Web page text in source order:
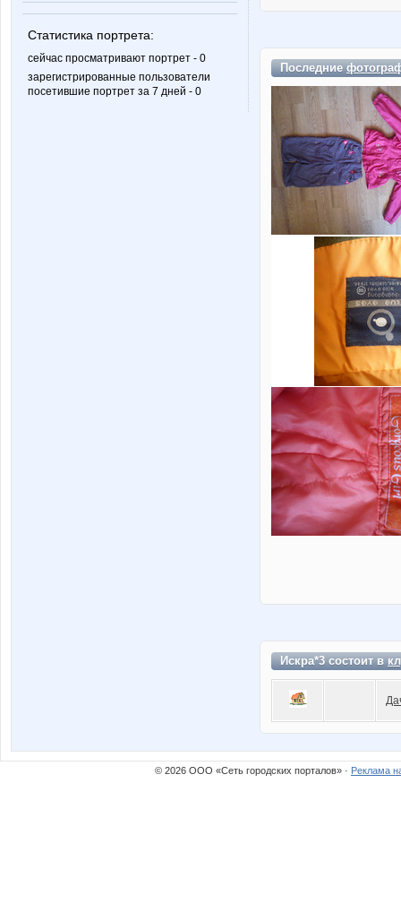
Статистика портрета:
сейчас просматривают портрет - 0
зарегистрированные пользователи
посетившие портрет за 7 дней - 0
Последние
Искра*3 состоит в
© 2026 ООО «Сеть городских порталов» · Реклама